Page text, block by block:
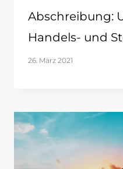
Abschreibung:
Handels- und
26. März 2021